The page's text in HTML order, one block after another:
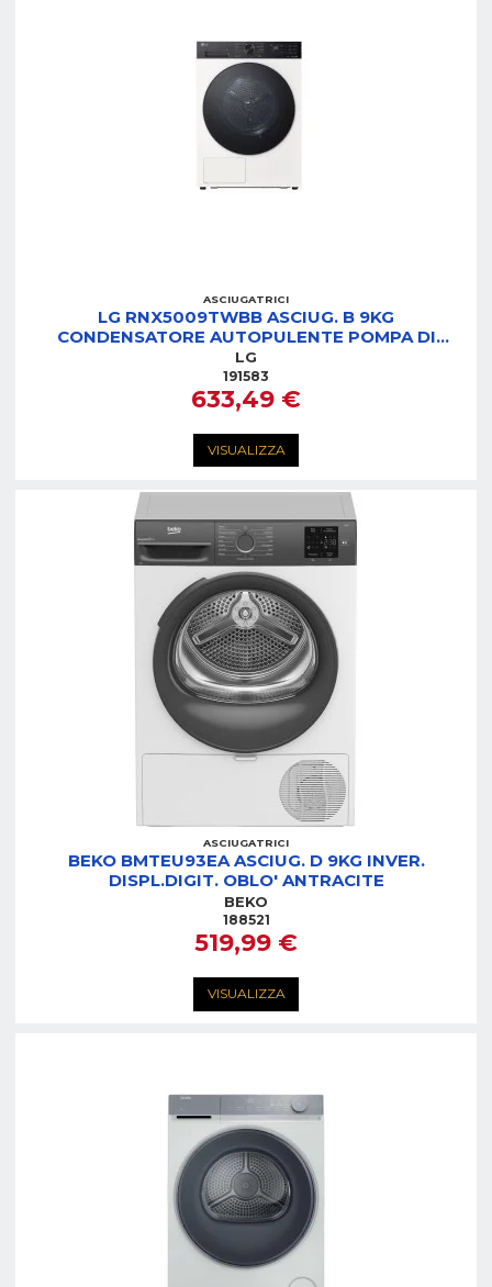
ASCIUGATRICI
LG RNX5009TWBB ASCIUG. B 9KG
CONDENSATORE AUTOPULENTE POMPA DI
CALORE
LG
191583
633,49 €
VISUALIZZA
ASCIUGATRICI
BEKO BMTEU93EA ASCIUG. D 9KG INVER.
DISPL.DIGIT. OBLO' ANTRACITE
BEKO
188521
519,99 €
VISUALIZZA